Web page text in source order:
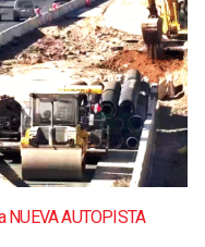
NUEVA AUTOPISTA